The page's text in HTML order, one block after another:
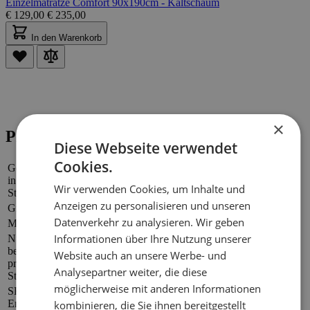
Einzelmatratze Comfort 90x190cm - Kaltschaum
€ 129,00 € 235,00
In den Warenkorb
Produktinformationen
Gewicht
in kg pro
Stück
Größe
90 x 190cm
Marke
Emob
Nur
bestellbar
pro [x]
Stück
1
SKU-
Emob
EMMAPR150919
×
Diese Webseite verwendet
Cookies.
Wir verwenden Cookies, um Inhalte und
Anzeigen zu personalisieren und unseren
Datenverkehr zu analysieren. Wir geben
Informationen über Ihre Nutzung unserer
Website auch an unsere Werbe- und
Analysepartner weiter, die diese
möglicherweise mit anderen Informationen
kombinieren, die Sie ihnen bereitgestellt